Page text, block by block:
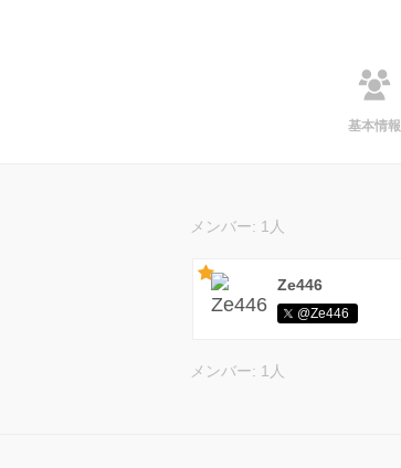
基本情報
メンバー: 1人
Ze446
@Ze446
メンバー: 1人